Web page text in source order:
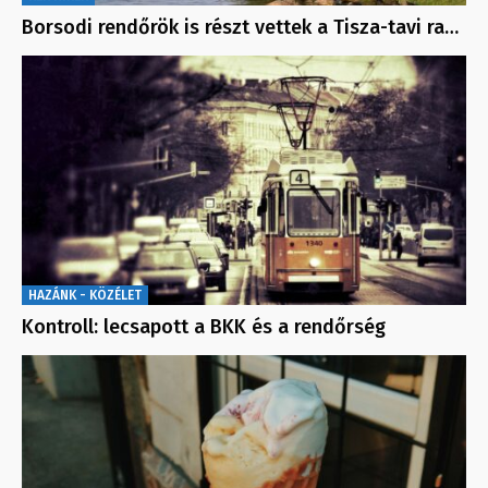
Borsodi rendőrök is részt vettek a Tisza-tavi ra…
HAZÁNK - KÖZÉLET
Kontroll: lecsapott a BKK és a rendőrség